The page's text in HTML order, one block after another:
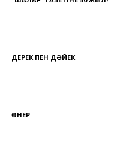
ДЕРЕК ПЕН ДӘЙЕК
ӨНЕР